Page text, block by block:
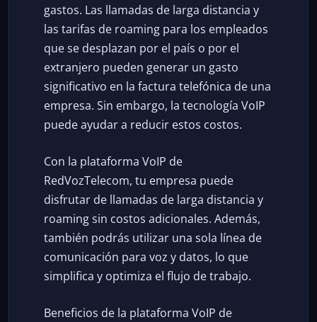
gastos. Las llamadas de larga distancia y
las tarifas de roaming para los empleados
que se desplazan por el país o por el
extranjero pueden generar un gasto
significativo en la factura telefónica de una
empresa. Sin embargo, la tecnología VoIP
puede ayudar a reducir estos costos.
Con la plataforma VoIP de
RedVozTelecom, tu empresa puede
disfrutar de llamadas de larga distancia y
roaming sin costos adicionales. Además,
también podrás utilizar una sola línea de
comunicación para voz y datos, lo que
simplifica y optimiza el flujo de trabajo.
Beneficios de la plataforma VoIP de